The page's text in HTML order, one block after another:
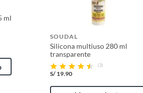
ml
SOUDAL
Silicona multiuso 280 ml
transparente
(3)
S/ 19.90